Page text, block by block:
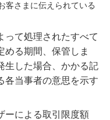
客さまに伝えられている
って処理されたすべて
める期間、保管しま
生した場合、かかる記
各当事者の意思を示す
ーによる取引限度額